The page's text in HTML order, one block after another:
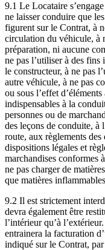
9.1 Le Locataire
ne laisser conduire que
figurent sur le Contrat, à
circulation du véhicule, à
préparation, ni aucune
ne pas l’utiliser à des
le constructeur, à ne pas
autre véhicule, à ne pas
ou sous l’effet
indispensables à la
personnes ou de
des leçons de conduite, à
route, aux règlements
dispositions légales et
marchandises conformes
ne pas charger de
que matières
9.2 Il est strictement
devra également être
l’intérieur qu’à
entrainera la facturation
indiqué sur le Contrat,